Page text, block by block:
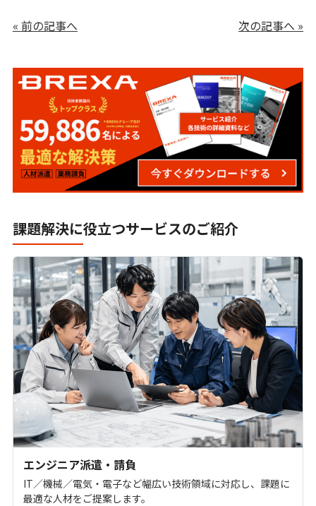
AIの精度はどう測る？指標の種類と、目的用途
を正しく解説
Diffusion Modelとは？画像生成AIを支える拡
散モデルの仕組みをわかりやすく解説
LLMとは？生成AIの頭脳となる大規模言語モデ
ルをわかりやすく解説
Transformerとは？生成AI・LLMを支えるモデ
ル構造をわかりやすく解説
« 前の記事へ 次の記事へ »
課題解決に役立つサービスのご紹介
エンジニア派遣・請負
IT／機械／電気・電子など幅広い技術領域に対応し、課題に
最適な人材をご提案します。